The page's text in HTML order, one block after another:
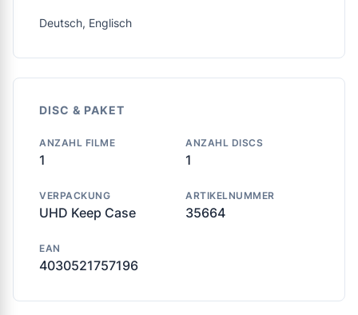
Deutsch, Englisch
DISC & PAKET
ANZAHL FILME
1
ANZAHL DISCS
1
VERPACKUNG
UHD Keep Case
ARTIKELNUMMER
35664
EAN
4030521757196